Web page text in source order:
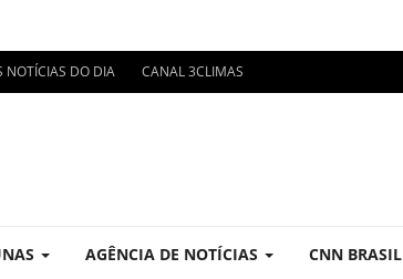
NOTÍCIAS DO DIA CANAL 3CLIMAS
AGÊNCIA DE NOTÍCIAS CNN BRASIL